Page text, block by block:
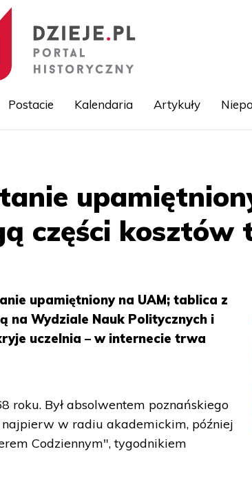
treści
Postacie Kalendaria Artykuły
części kosztów
upamiętniony na UAM; tablica z
na Wydziale Nauk Politycznych i
uczelnia – w internecie trwa
roku. Był absolwentem poznańskiego
w radiu akademickim, później
Codziennym", tygodnikiem